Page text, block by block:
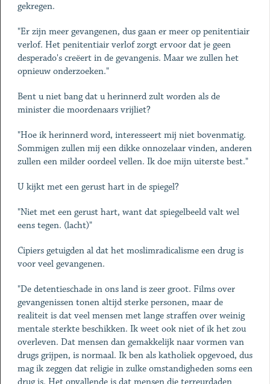
gekregen.
"Er zijn meer gevangenen, dus gaan er meer op penitentiair
verlof. Het penitentiair verlof zorgt ervoor dat je geen
desperado's creëert in de gevangenis. Maar we zullen het
opnieuw onderzoeken."
Bent u niet bang dat u herinnerd zult worden als de
minister die moordenaars vrijliet?
"Hoe ik herinnerd word, interesseert mij niet bovenmatig.
Sommigen zullen mij een dikke onnozelaar vinden, anderen
zullen een milder oordeel vellen. Ik doe mijn uiterste best."
U kijkt met een gerust hart in de spiegel?
"Niet met een gerust hart, want dat spiegelbeeld valt wel
eens tegen. (lacht)"
Cipiers getuigden al dat het moslimradicalisme een drug is
voor veel gevangenen.
"De detentieschade in ons land is zeer groot. Films over
gevangenissen tonen altijd sterke personen, maar de
realiteit is dat veel mensen met lange straffen over weinig
mentale sterkte beschikken. Ik weet ook niet of ik het zou
overleven. Dat mensen dan gemakkelijk naar vormen van
drugs grijpen, is normaal. Ik ben als katholiek opgevoed, dus
mag ik zeggen dat religie in zulke omstandigheden soms een